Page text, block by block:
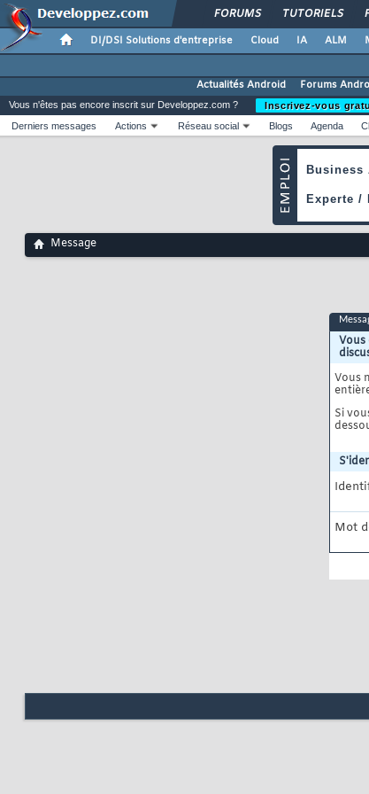
FORUMS TUTORIELS
DI/DSI Solutions d'entreprise Cloud IA ALM
Actualités Android
Forums
Vous n'êtes pas encore inscrit sur Developpez.com ?
Inscrivez-vous
Derniers messages
Actions Réseau social Blogs Agenda
Message
Vous
Vous
Si
Mot